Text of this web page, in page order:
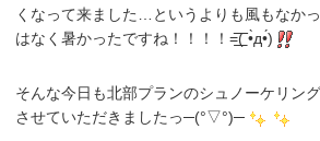
くなって来ました…というよりも風もなか
はなく暑かったですね！！！！=͟͟͞͞( •̀д•́)
そんな今日も北部プランのシュノーケリン
させていただきましたっ─(°▽°)─